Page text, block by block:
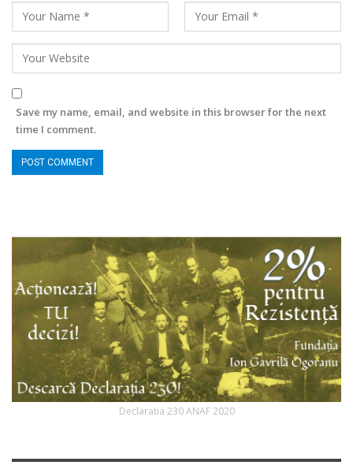
Save my name, email, and website in this browser for the next
time I comment.
Declaratia 230 ANAF 2020